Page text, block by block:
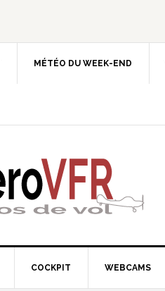
MÉTÉO DU WEEK-END
COCKPIT WEBCAMS